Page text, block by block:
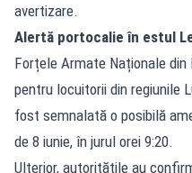
avertizare.
Alertă portocalie în estul
Forțele Armate Naționale
pentru locuitorii din regiunile
fost semnalată o posibilă
de 8 iunie, în jurul orei 9:20.
Ulterior, autoritățile au